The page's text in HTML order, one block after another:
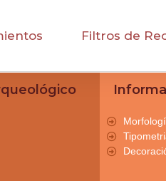
Filtros de